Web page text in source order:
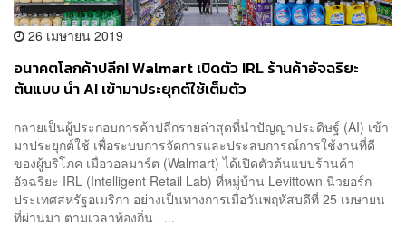
26 เมษายน 2019
อนาคตโลกค้าปลีก! Walmart เปิดตัว IRL ร้านค้าอัจฉริยะ
ต้นแบบ นำ AI เข้ามาประยุกต์ใช้เต็มตัว
กลายเป็นผู้ประกอบการค้าปลีกรายล่าสุดที่นำปัญญาประดิษฐ์ (AI) เข้า
มาประยุกต์ใช้ เพื่อระบบการจัดการและประสบการณ์การใช้งานที่ดี
ของผู้บริโภค เมื่อวอลมาร์ต (Walmart) ได้เปิดตัวต้นแบบร้านค้า
อัจฉริยะ IRL (Intelligent Retail Lab) ที่หมู่บ้าน Levittown นิวยอร์ก
ประเทศสหรัฐอเมริกา อย่างเป็นทางการเมื่อวันพฤหัสบดีที่ 25 เมษายน
ที่ผ่านมา ตามเวลาท้องถิ่น ...